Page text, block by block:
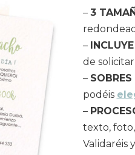
– 3
–
de
–
podéis
–
texto,
Validaréis